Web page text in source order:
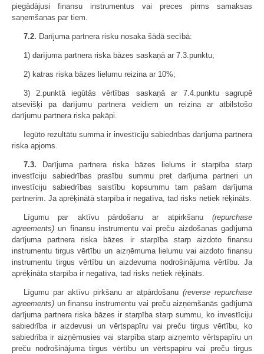
piegādājusi finansu instrumentus vai preces pirms samaksas
saņemšanas par tiem.
7.2. Darījuma partnera risku nosaka šādā secībā:
1) darījuma partnera riska bāzes saskaņā ar 7.3.punktu;
2) katras riska bāzes lielumu reizina ar 10%;
3) 2.punktā iegūtās vērtības saskaņā ar 7.4.punktu sagrupē
atsevišķi pa darījumu partnera veidiem un reizina ar atbilstošo
darījumu partnera riska pakāpi.
Iegūto rezultātu summa ir investīciju sabiedrības darījuma partnera
riska apjoms.
7.3. Darījuma partnera riska bāzes lielums ir starpība starp
investīciju sabiedrības prasību summu pret darījuma partneri un
investīciju sabiedrības saistību kopsummu tam pašam darījuma
partnerim. Ja aprēķinātā starpība ir negatīva, tad risks netiek rēķināts.
Līgumu par aktīvu pārdošanu ar atpirkšanu (repurchase
agreements) un finansu instrumentu vai preču aizdošanas gadījumā
darījuma partnera riska bāzes ir starpība starp aizdoto finansu
instrumentu tirgus vērtību un aizņēmuma lielumu vai aizdoto finansu
instrumentu tirgus vērtību un aizdevuma nodrošinājuma vērtību. Ja
aprēķināta starpība ir negatīva, tad risks netiek rēķināts.
Līgumu par aktīvu pirkšanu ar atpārdošanu (reverse repurchase
agreements) un finansu instrumentu vai preču aizņemšanās gadījumā
darījuma partnera riska bāzes ir starpība starp summu, ko investīciju
sabiedrība ir aizdevusi un vērtspapīru vai preču tirgus vērtību, ko
sabiedrība ir aizņēmusies vai starpība starp aizņemto vērtspapīru un
preču nodrošinājuma tirgus vērtību un vērtspapīru vai preču tirgus